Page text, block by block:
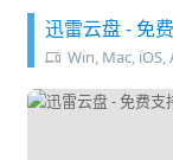
迅雷云盘 - 免
Win, Mac, iOS,